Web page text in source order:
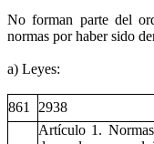
No forman parte del
normas por haber sido
a) Leyes:
861 2938
Artículo 1.